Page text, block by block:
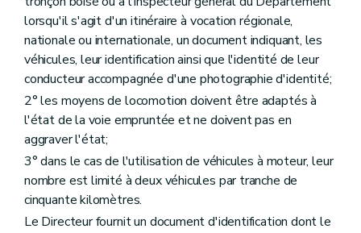
lorsqu'il s'agit d'un itinéraire à vocation régionale,
nationale ou internationale, un document indiquant, les
véhicules, leur identification ainsi que l'identité de leur
conducteur accompagnée d'une photographie d'identité;
2° les moyens de locomotion doivent être adaptés à
l'état de la voie empruntée et ne doivent pas en
aggraver l'état;
3° dans le cas de l'utilisation de véhicules à moteur, leur
nombre est limité à deux véhicules par tranche de
cinquante kilomètres.
Le Directeur fournit un document d'identification dont le